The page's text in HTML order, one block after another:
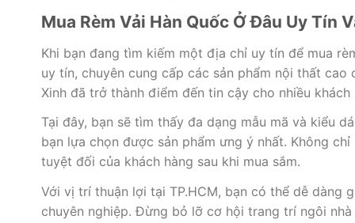
Mua Rèm Vải Hàn Quốc Ở Đâu Uy Tín
Khi bạn đang tìm kiếm một địa chỉ uy tín để mua
uy tín, chuyên cung cấp các sản phẩm nội thất
Xinh đã trở thành điểm đến tin cậy cho nhiều khách
Tại đây, bạn sẽ tìm thấy đa dạng mẫu mã và kiểu
bạn lựa chọn được sản phẩm ưng ý nhất. Không
tuyệt đối của khách hàng sau khi mua sắm.
Với vị trí thuận lợi tại TP.HCM, bạn có thể dễ dàng
chuyên nghiệp. Đừng bỏ lỡ cơ hội trang trí ngôi